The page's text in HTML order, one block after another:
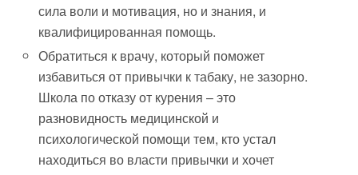
сила воли и мотивация, но и знания, и
квалифицированная помощь.
Обратиться к врачу, который поможет
избавиться от привычки к табаку, не зазорно.
Школа по отказу от курения – это
разновидность медицинской и
психологической помощи тем, кто устал
находиться во власти привычки и хочет